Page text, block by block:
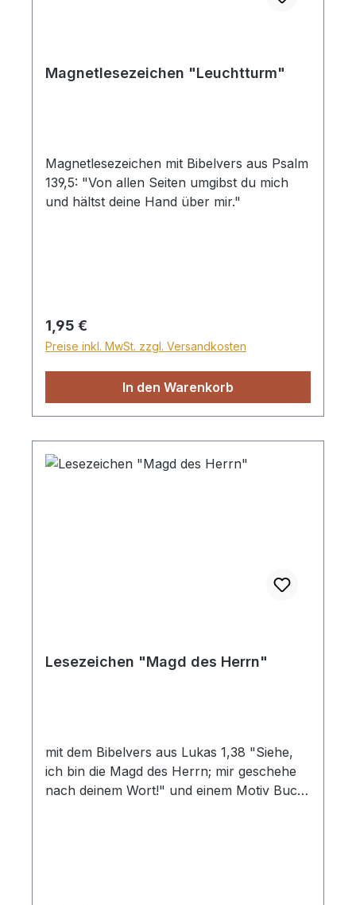
Magnetlesezeichen "Leuchtturm"
Magnetlesezeichen mit Bibelvers aus Psalm
139,5: "Von allen Seiten umgibst du mich
und hältst deine Hand über mir."
Regulärer Preis:
1,95 €
Preise inkl. MwSt. zzgl. Versandkosten
In den Warenkorb
Lesezeichen "Magd des Herrn"
mit dem Bibelvers aus Lukas 1,38 "Siehe,
ich bin die Magd des Herrn; mir geschehe
nach deinem Wort!" und einem Motiv Buch